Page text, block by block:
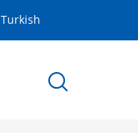
Turkish